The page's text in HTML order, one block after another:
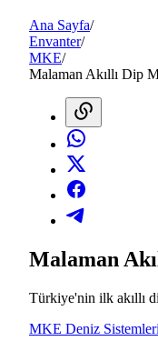
Ana Sayfa/
Envanter/
MKE/
Malaman Akıllı Dip
Malaman
Türkiye'nin ilk akıllı
MKE Deniz Sistemleri